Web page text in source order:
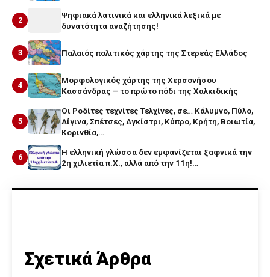
2
Ψηφιακά λατινικά και ελληνικά λεξικά με
δυνατότητα αναζήτησης!
3 Παλαιός πολιτικός χάρτης της Στερεάς Ελλάδος
4
Μορφολογικός χάρτης της Χερσονήσου
Κασσάνδρας – το πρώτο πόδι της Χαλκιδικής
5
Οι Ροδίτες τεχνίτες Τελχίνες, σε… Κάλυμνο, Πύλο,
Αίγινα, Σπέτσες, Αγκίστρι, Κύπρο, Κρήτη, Βοιωτία,
Κορινθία,…
6
Η ελληνική γλώσσα δεν εμφανίζεται ξαφνικά την
2η χιλιετία π.Χ., αλλά από την 11η!…
Σχετικά Άρθρα